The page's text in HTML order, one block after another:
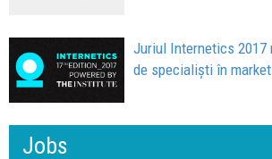
Juriul Internetics 2017
de specialişti în
Jobs